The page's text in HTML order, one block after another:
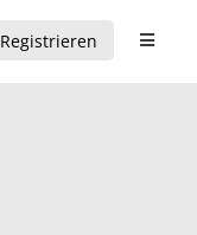
Registrieren